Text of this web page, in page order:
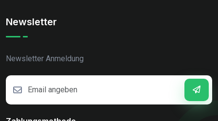
Newsletter
Newsletter Anmeldung